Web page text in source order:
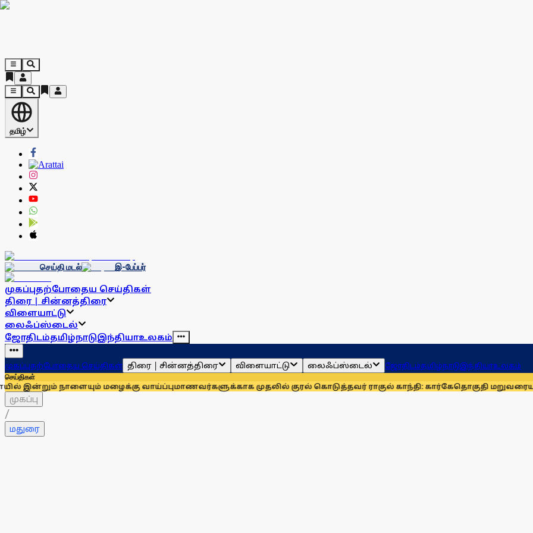
தமிழ்
செய்தி மடல் இ-பேப்பர்
முகப்புதற்போதைய செய்திகள்
திரை | சின்னத்திரை
விளையாட்டு
லைஃப்ஸ்டைல்
ஜோதிடம்தமிழ்நாடுஇந்தியாஉலகம்
முகப்புதற்போதைய செய்திகள் திரை | சின்னத்திரை விளையாட்டு லைஃப்ஸ்டைல் ஜோதிடம்தமிழ்நாடுஇந்தியாஉலகம்
செய்திகள்
நாளையும் மழைக்கு வாய்ப்புமாணவர்களுக்காக முதலில் குரல் கொடுத்தவர் ராகுல் காந்தி: கார்கேதொகுதி மறுவரையறையை
முகப்பு
/
மதுரை